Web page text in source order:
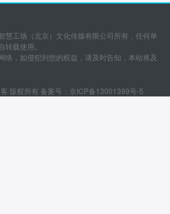
慧工场（北京）文化传媒有限公司所有，任何单
载使用。
络，如侵犯到您的权益，请及时告知，本站将及
版权所有 备案号： 京ICP备13001399号-5